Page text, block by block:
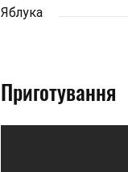
Яблука
Приготування